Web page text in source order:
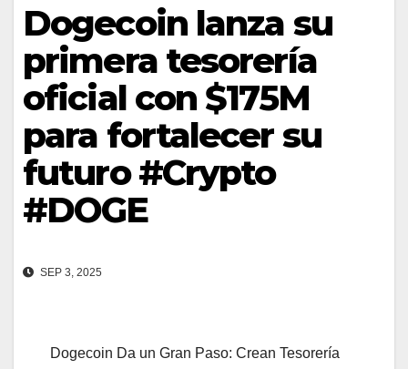
Dogecoin lanza su
primera tesorería
oficial con $175M
para fortalecer su
futuro #Crypto
#DOGE
SEP 3, 2025
Dogecoin Da un Gran Paso: Crean Tesorería